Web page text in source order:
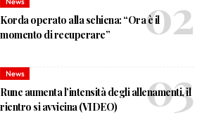
Korda operato alla schiena: “Ora è il
momento di recuperare”
News
Rune aumenta l’intensità degli allenamenti, il
rientro si avvicina (VIDEO)